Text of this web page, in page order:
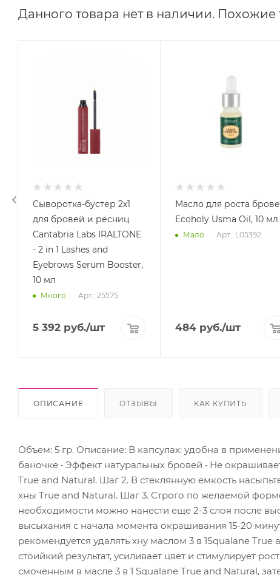
Данного товара нет в наличии. Похожие
Сыворотка-бустер 2х1
для бровей и ресниц
Cantabria Labs IRALTONE
- 2 in 1 Lashes and
Eyebrows Serum Booster,
10 мл
Много Арт.: 25575
5 392 руб./шт
Масло для роста
Ecoholy Usma Oil, 10 мл
Мало Арт.: L05392
484руб./шт
ОПИСАНИЕ ОТЗЫВЫ КАК КУПИТЬ
Объем: 5 гр. Описание: В капсулах: удобна в
баночке • Эффект натуральных бровей • Не
True and Natural. Шаг 2. В стеклянную емкость
хны True and Natural. Шаг 3. Строго по желаемой
необходимости можно нанести еще 2-3 слоя после
высыхания с начала момента окрашивания 15-20
рекомендуется удалять хну маслом 3 в 1Squalane
стоийкий результат, усиливает цвет и стимулирует
смоченным в масле 3 в 1 Squalane True and Natural,